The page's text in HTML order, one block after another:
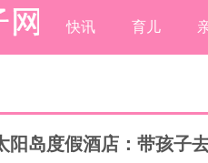
快讯 育儿
阳岛度假酒店：带孩子